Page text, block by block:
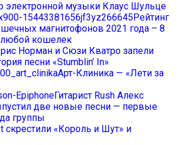
электронной музыки Клаус Шульце
Рейтинг
магнитофонов 2021 года – 8
кошелек
Норман и Сюзи Кватро запели
песни «Stumblin’ In»
Арт-Клиника — «Лети за
Гитарист Rush Алекс
две новые песни — первые
группы